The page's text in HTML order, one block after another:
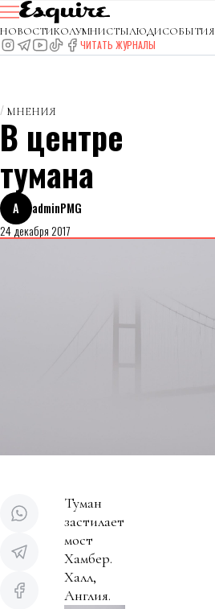
НОВОСТИКОЛУМНИСТЫЛЮДИСОБЫТИЯ
ЧИТАТЬ ЖУРНАЛЫ
МНЕНИЯ
В центре
тумана
A
adminPMG
24 декабря 2017
Туман
застилает
мост
Хамбер.
Халл,
Англия.